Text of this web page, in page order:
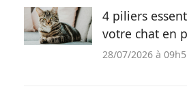
4 piliers
votre chat en
28/07/2026 à